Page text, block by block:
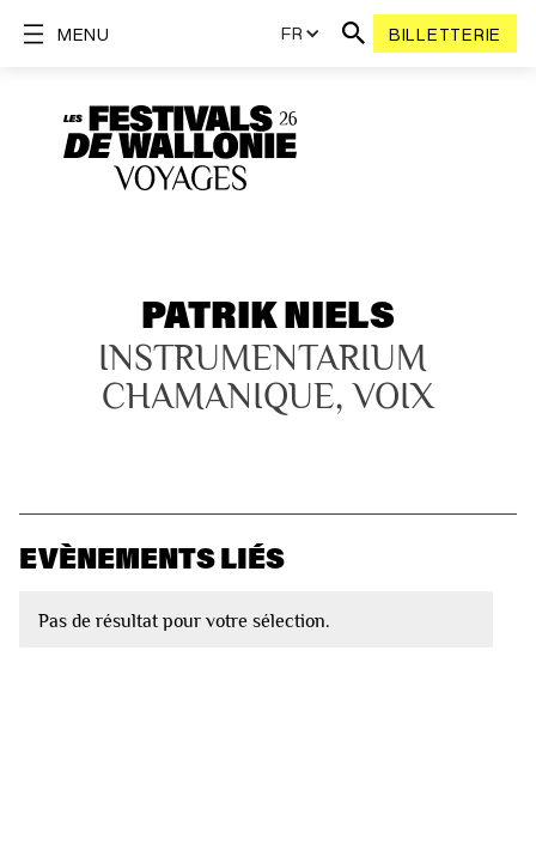
FR BILLETTERIE
MENU
PATRIK NIELS
INSTRUMENTARIUM
CHAMANIQUE, VOIX
EVÈNEMENTS LIÉS
Pas de résultat pour votre sélection.